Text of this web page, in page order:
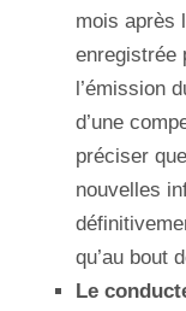
mois après
enregistrée
l’émission
d’une
préciser
nouvelles
qu’au bout
Le